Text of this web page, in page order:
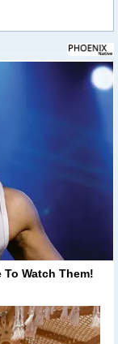
Watch Them!